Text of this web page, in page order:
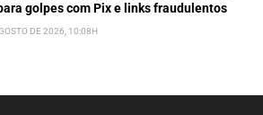
golpes com Pix e links fraudulentos
DE 2026, 10:08H